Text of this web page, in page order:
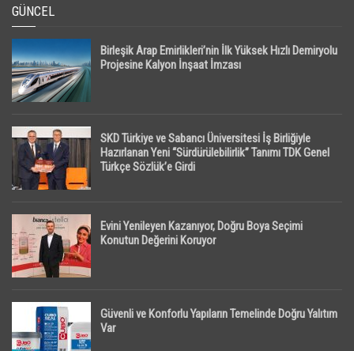
GÜNCEL
Birleşik Arap Emirlikleri’nin İlk Yüksek Hızlı Demiryolu
Projesine Kalyon İnşaat İmzası
SKD Türkiye ve Sabancı Üniversitesi İş Birliğiyle
Hazırlanan Yeni “Sürdürülebilirlik” Tanımı TDK Genel
Türkçe Sözlük’e Girdi
Evini Yenileyen Kazanıyor, Doğru Boya Seçimi
Konutun Değerini Koruyor
Güvenli ve Konforlu Yapıların Temelinde Doğru Yalıtım
Var